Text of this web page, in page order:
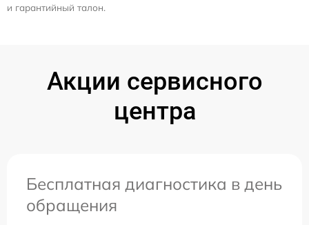
и гарантийный талон.
Акции сервисного
центра
Бесплатная диагностика в день
обращения